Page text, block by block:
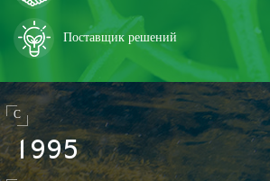
Поставщик решений
С
1 995